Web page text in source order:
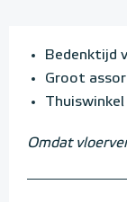
Bedenktijd
Groot
Omdat